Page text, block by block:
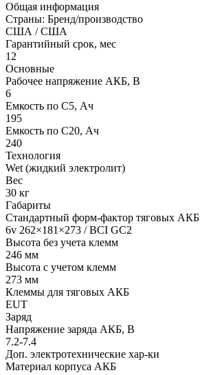
Общая информация
Страны: Бренд/производство
США / США
Гарантийный срок, мес
12
Основные
Рабочее напряжение АКБ, B
6
Емкость по С5, Ач
195
Емкость по С20, Ач
240
Технология
Wet (жидкий электролит)
Вес
30 кг
Габариты
Стандартный форм-фактор тяговых АКБ
6v 262×181×273 / BCI GC2
Высота без учета клемм
246 мм
Высота с учетом клемм
273 мм
Клеммы для тяговых АКБ
EUT
Заряд
Напряжение заряда АКБ, В
7.2-7.4
Доп. электротехнические хар-ки
Материал корпуса АКБ